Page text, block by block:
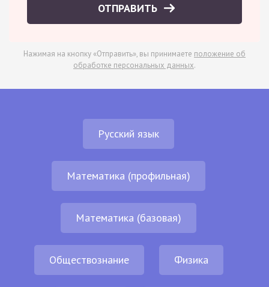
ОТПРАВИТЬ
Нажимая на кнопку «Отправить», вы принимаете положение об
обработке персональных данных.
Русский язык
Математика (профильная)
Математика (базовая)
Обществознание Физика